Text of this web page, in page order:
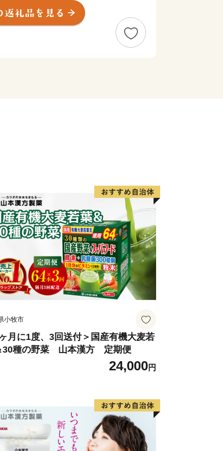
に位置する、人口約80万人の政令
は遠州灘、西は浜名湖、東は天竜川
小牧市
月に1度、3回送付＞国産有機大麦若
30種の野菜 山本漢方 定期便
24,000円